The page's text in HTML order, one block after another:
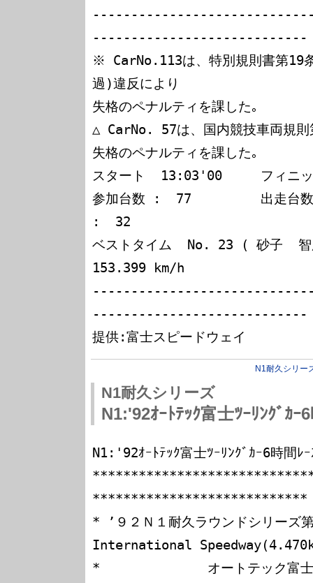
----------------------------
※ CarNo.113は、特別規則書第19
過)違反により
失格のペナルティを課した｡
△ CarNo. 57は、国内競技車両規則
失格のペナルティを課した｡
スタート  13:03'00     フィニ
参加台数 :  77         出走台
:  32
ベストタイム  No. 23 ( 砂子
153.399 km/h
----------------------------
N1耐久シリー
N1耐久シリーズ
N1:'92ｵｰﾄﾃｯｸ富士ﾂｰﾘﾝｸﾞｶｰ
N1:'92ｵｰﾄﾃｯｸ富士ﾂｰﾘﾝｸﾞｶｰ6時間ﾚｰ
****************************
* ’９２Ｎ１耐久ラウンドシリー
International
*              オートテック富士ツ